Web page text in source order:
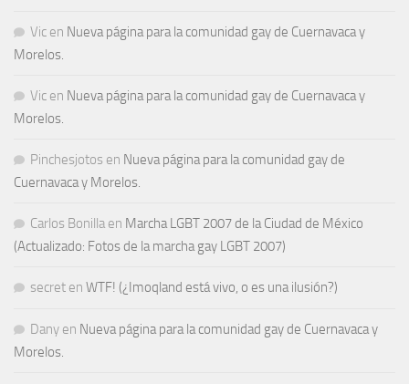
Vic en Nueva página para la comunidad gay de Cuernavaca y
Morelos.
Vic en Nueva página para la comunidad gay de Cuernavaca y
Morelos.
Pinchesjotos en Nueva página para la comunidad gay de
Cuernavaca y Morelos.
Carlos Bonilla en Marcha LGBT 2007 de la Ciudad de México
(Actualizado: Fotos de la marcha gay LGBT 2007)
secret en WTF! (¿Imoqland está vivo, o es una ilusión?)
Dany en Nueva página para la comunidad gay de Cuernavaca y
Morelos.